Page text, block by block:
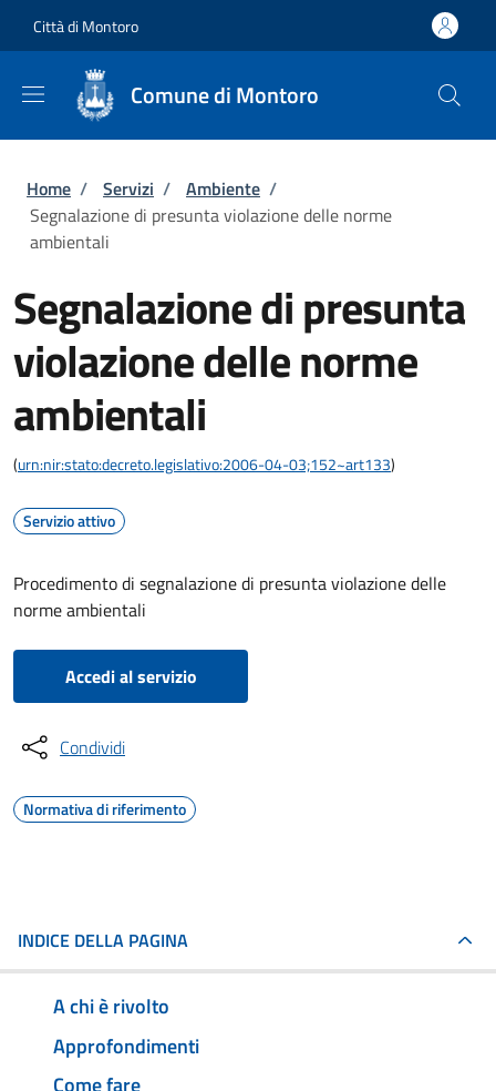
Città di Montoro
Comune di Montoro
Briciole di pane
Home / Servizi / Ambiente /
Segnalazione di presunta violazione delle norme
ambientali
Segnalazione di presunta
violazione delle norme
ambientali
(urn:nir:stato:decreto.legislativo:2006-04-03;152~art133)
Servizio attivo
Procedimento di segnalazione di presunta violazione delle
norme ambientali
Accedi al servizio
Condividi
Normativa di riferimento
INDICE DELLA PAGINA
A chi è rivolto
Approfondimenti